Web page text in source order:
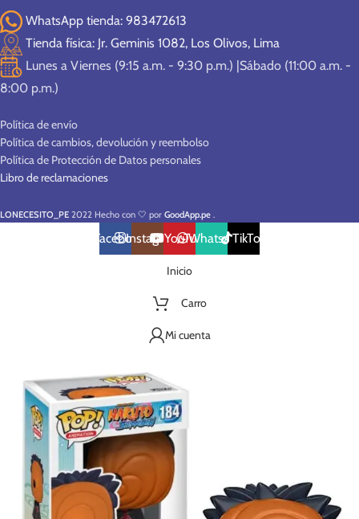
WhatsApp tienda: 983472613
Tienda física: Jr. Geminis 1082, Los Olivos, Lima
Lunes a Viernes (9:15 a.m. - 9:30 p.m.) |Sábado (11:00 a.m. -
8:00 p.m.)
Política de envío
Política de cambios, devolución y reembolso
Política de Protección de Datos personales
Libro de reclamaciones
LONECESITO_PE 2022 Hecho con 🤍 por GoodApp.pe .
FacebookInstagramYouTubeWhatsAppTikTok
Inicio
Carro
Mi cuenta